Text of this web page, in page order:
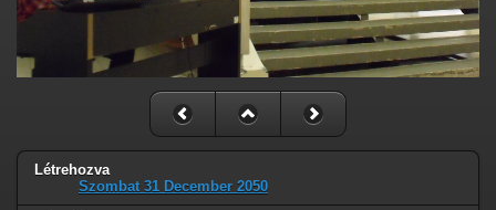
Létrehozva
Szombat 31 December 2050